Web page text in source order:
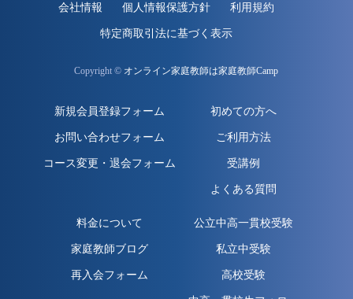
会社情報 個人情報保護方針 利用規約
特定商取引法に基づく表示
Copyright © オンライン家庭教師は家庭教師Camp
新規会員登録フォーム
お問い合わせフォーム
コース変更・退会フォーム
初めての方へ
ご利用方法
受講例
よくある質問
料金について
家庭教師ブログ
再入会フォーム
公立中高一貫校受験
私立中受験
高校受験